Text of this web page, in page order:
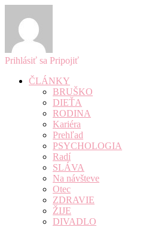
Prihlásiť sa Pripojiť
ČLÁNKY
BRUŠKO
DIEŤA
RODINA
Kariéra
Prehľad
PSYCHOLOGIA
Radí
SLÁVA
Na návšteve
Otec
ZDRAVIE
ŽIJE
DIVADLO